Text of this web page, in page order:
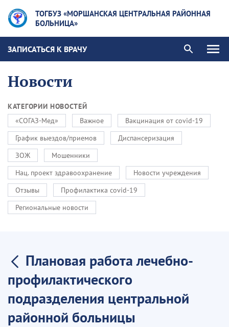
ТОГБУЗ «МОРШАНСКАЯ ЦЕНТРАЛЬНАЯ РАЙОННАЯ
БОЛЬНИЦА»
ЗАПИСАТЬСЯ К ВРАЧУ
Новости
КАТЕГОРИИ НОВОСТЕЙ
«СОГАЗ-Мед»
Важное
Вакцинация от covid-19
График выездов/приемов
Диспансеризация
ЗОЖ
Мошенники
Нац. проект здравоохранение
Новости учреждения
Отзывы
Профилактика covid-19
Региональные новости
Плановая работа лечебно-
профилактического
подразделения центральной
районной больницы